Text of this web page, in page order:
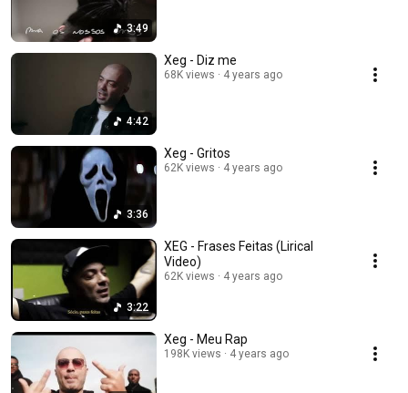
3:49
4:42
Xeg - Diz me
68K views 4 years ago
3:36
Xeg - Gritos
62K views 4 years ago
3:22
XEG - Frases Feitas (Lirical
Video)
62K views 4 years ago
Xeg - Meu Rap
198K views 4 years ago